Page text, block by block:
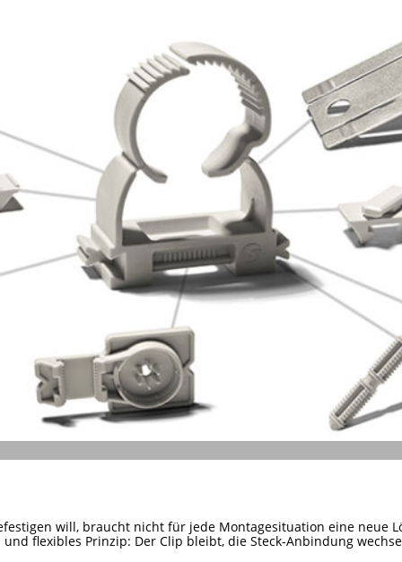
will, braucht nicht für jede Montagesituation eine neue
flexibles Prinzip: Der Clip bleibt, die Steck-Anbindung